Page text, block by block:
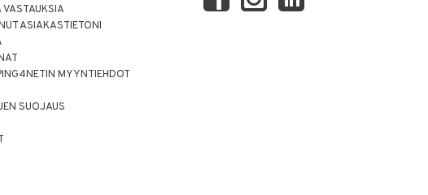
ASIAKASTIETONI
MYYNTIEHDOT
SUOJAUS